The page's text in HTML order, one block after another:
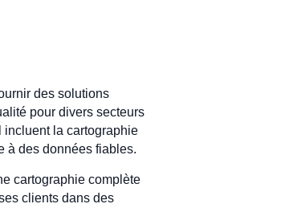
des solutions
pour divers secteurs
incluent la cartographie
à des données fiables.
cartographie complète
clients dans des